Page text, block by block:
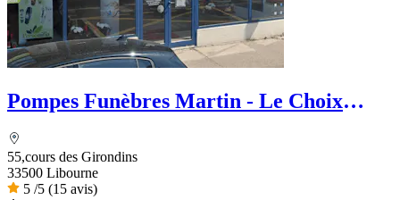
Pompes Funèbres Martin - Le Choix
55,cours des Girondins
33500 Libourne
5 /5 (15 avis)